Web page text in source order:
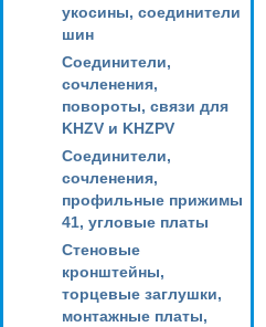
укосины, соединители
шин
Соединители,
сочленения,
повороты, связи для
KHZV и KHZPV
Соединители,
сочленения,
профильные прижимы
41, угловые платы
Стеновые
кронштейны,
торцевые заглушки,
монтажные платы,